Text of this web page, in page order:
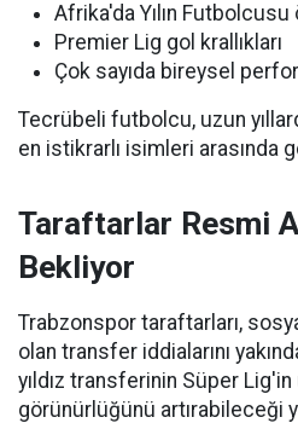
Afrika'da Yılın
Premier Lig gol krallıkları
Çok sayıda bireysel
Tecrübeli futbolcu, uzun
en istikrarlı isimleri arasında
Taraftarlar Resmi
Bekliyor
Trabzonspor taraftarları,
olan transfer iddialarını
yıldız transferinin Süper Lig'in
görünürlüğünü artırabileceği